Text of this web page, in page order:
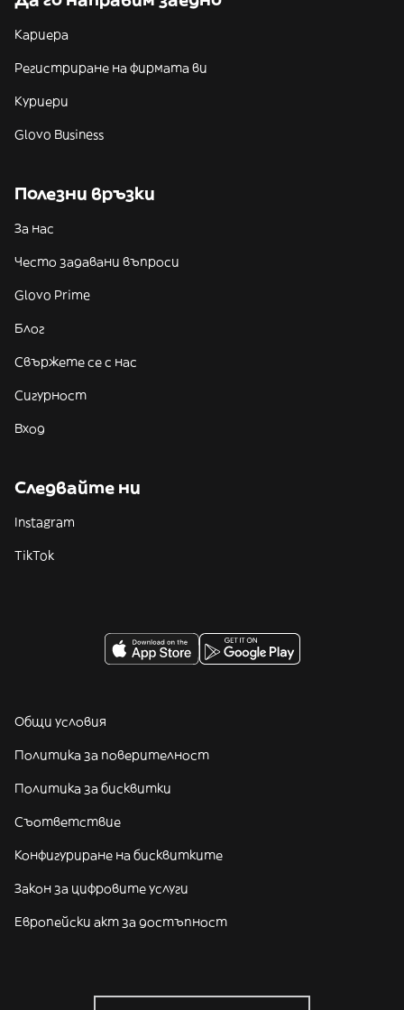
Кариера
Регистриране на фирмата ви
Куриери
Glovo Business
Полезни връзки
За нас
Често задавани въпроси
Glovo Prime
Блог
Свържете се с нас
Сигурност
Вход
Следвайте ни
Instagram
TikTok
Общи условия
Политика за поверителност
Политика за бисквитки
Съответствие
Конфигуриране на бисквитките
Закон за цифровите услуги
Европейски акт за достъпност